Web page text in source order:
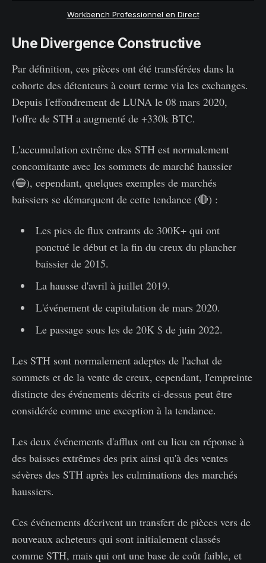
Workbench Professionnel en Direct
Une Divergence Constructive
Par définition, ces pièces ont été transférées dans la
cohorte des détenteurs à court terme via les exchanges.
Depuis l'effondrement de LUNA le 08 mars 2020,
l'offre de STH a augmenté de +330k BTC.
L'accumulation extrême des STH est normalement
concomitante avec les sommets de marché haussier
(🔵), cependant, quelques exemples de marchés
baissiers se démarquent de cette tendance (🔴) :
Les pics de flux entrants de 300K+ qui ont
ponctué le début et la fin du creux du plancher
baissier de 2015.
La hausse d'avril à juillet 2019.
L'événement de capitulation de mars 2020.
Le passage sous les de 20K $ de juin 2022.
Les STH sont normalement adeptes de l'achat de
sommets et de la vente de creux, cependant, l'empreinte
distincte des événements décrits ci-dessus peut être
considérée comme une exception à la tendance.
Les deux événements d'afflux ont eu lieu en réponse à
des baisses extrêmes des prix ainsi qu'à des ventes
sévères des STH après les culminations des marchés
haussiers.
Ces événements décrivent un transfert de pièces vers de
nouveaux acheteurs qui sont initialement classés
comme STH, mais qui ont une base de coût faible, et